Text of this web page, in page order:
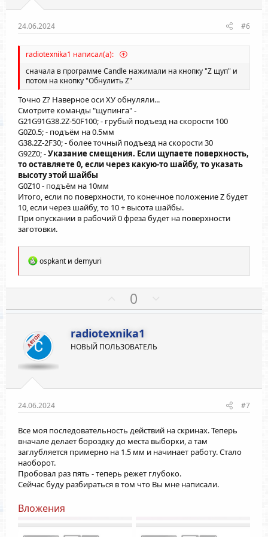
н
г
о
л
о
с
н
о
24.06.2024 #6
radiotexnika1 написал(а):
сначала в программе Candle нажимали на кнопку "Z щуп" и
потом на кнопку "Обнулить Z"
Точно Z? Наверное оси ХУ обнуляли...
Смотрите команды "щупинга" -
G21G91G38.2Z-50F100; - грубый подъезд на скорости 100
G0Z0.5; - подъём на 0.5мм
G38.2Z-2F30; - более точный подъезд на скорости 30
G92Z0; -Указание смещения. Если щупаете поверхность,
то оставляете 0, если через какую-то шайбу, то указать
высоту этой шайбы
G0Z10 - подъём на 10мм
Итого, если по поверхности, то конечное положение Z будет
10, если через шайбу, то 10 + высота шайбы.
При опускании в рабочий 0 фреза будет на поверхности
заготовки.
Р
а
к
и
ospkant и demyuri
о
з
и
т
н
г
о
о
с
0
е
н
г
о
о
с
АВТОР radiotexnika1
НОВЫЙ ПОЛЬЗОВАТЕЛЬ
24.06.2024 #7
Все моя последовательность действий на скринах. Теперь
вначале делает бороздку до места выборки, а там
заглубляется примерно на 1.5 мм и начинает работу. Стало
наоборот.
Пробовал раз пять - теперь режет глубоко.
Сейчас буду разбираться в том что Вы мне написали.
Вложения